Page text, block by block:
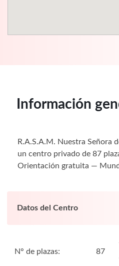
Información
R.A.S.A.M. Nuestra Señora
un centro privado de 87
Orientación gratuita —
Datos del Centro
N° de plazas: 87